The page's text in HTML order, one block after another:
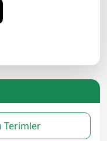
Terimler